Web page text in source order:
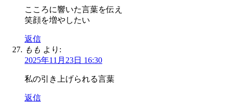
こころに響いた言葉を伝え
笑顔を増やしたい
返信
もも より:
2025年11月23日 16:30
私の引き上げられる言葉
返信